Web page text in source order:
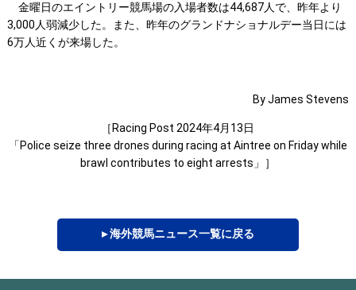
金曜日のエイントリー競馬場の入場者数は44,687人で、昨年より
3,000人弱減少した。また、昨年のグランドナショナルデー当日には
6万人近くが来場した。
By James Stevens
［Racing Post 2024年4月13日
「Police seize three drones during racing at Aintree on Friday while
brawl contributes to eight arrests」］
▸ 海外競馬ニュース一覧に戻る